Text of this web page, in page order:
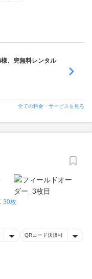
、兜無料レンタル
全ての料金・サービスを見る
30枚
QRコード決済可